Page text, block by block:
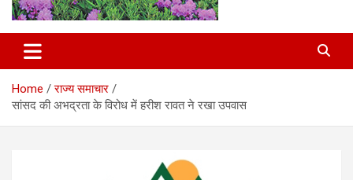
Pahadvasi
Home
राज्य समाचार
सांसद की अभद्रता के विरोध में हरीश रावत ने रखा उपवास